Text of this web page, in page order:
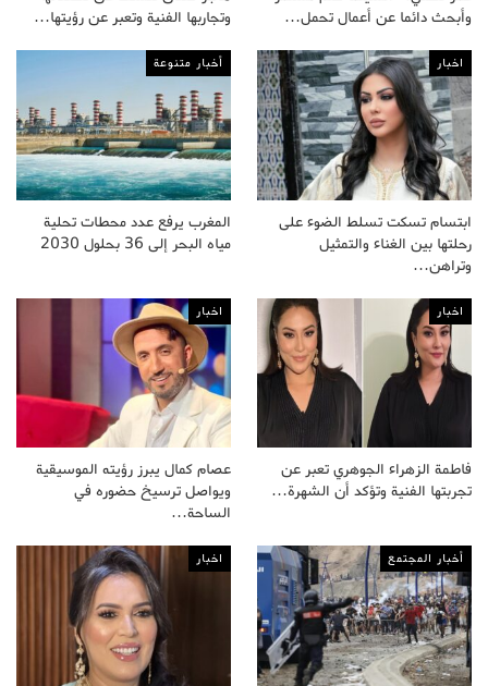
وأبحث دائما عن أعمال تحمل…
وتجاربها الفنية وتعبر عن رؤيتها…
اخبار
ابتسام تسكت تسلط الضوء على
رحلتها بين الغناء والتمثيل
وتراهن…
أخبار متنوعة
المغرب يرفع عدد محطات تحلية
مياه البحر إلى 36 بحلول 2030
اخبار
فاطمة الزهراء الجوهري تعبر عن
تجربتها الفنية وتؤكد أن الشهرة…
اخبار
عصام كمال يبرز رؤيته الموسيقية
ويواصل ترسيخ حضوره في
الساحة…
أخبار المجتمع اخبار